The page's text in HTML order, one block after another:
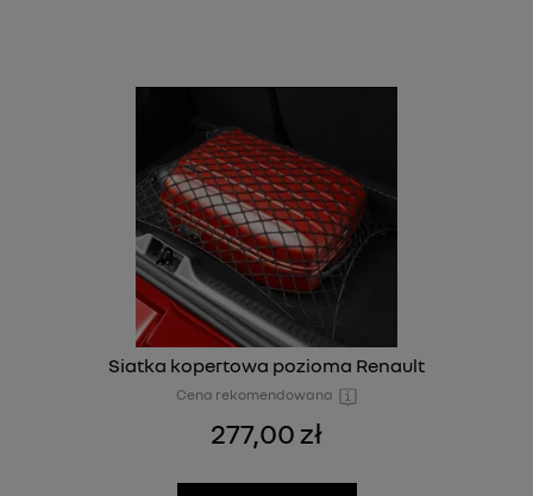
Siatka kopertowa pozioma Renault
Cena rekomendowana
277,00 zł